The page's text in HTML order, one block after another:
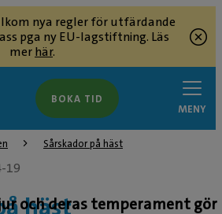
nya regler för utfärdande
pga ny EU-lagstiftning. Läs
merhär.
BOKA TID
MENY
Sårskador på häst
häst
19
och deras temperament gör